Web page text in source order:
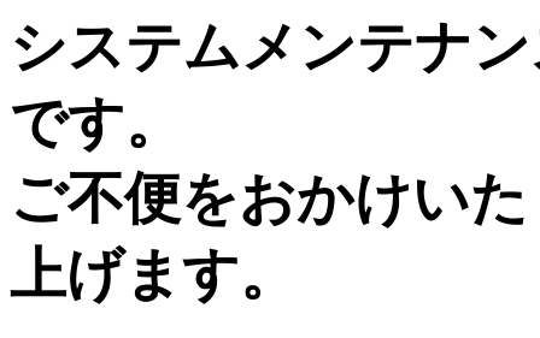
システムメンテナ
です。
ご不便をおかけい
上げます。